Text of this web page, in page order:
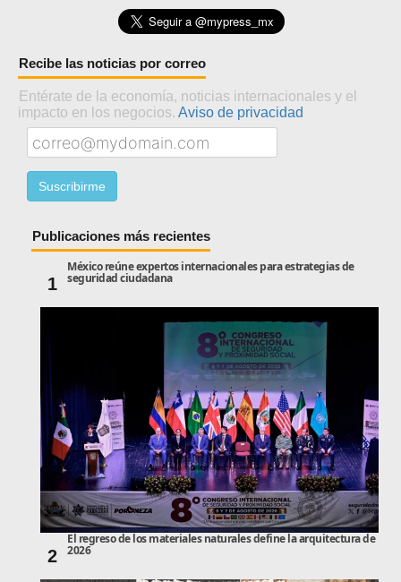
Recibe las noticias por correo
Entérate de la economía, noticias internacionales y el
impacto en los negocios. Aviso de privacidad
Publicaciones más recientes
1
México reúne expertos internacionales para estrategias de
seguridad ciudadana
2
El regreso de los materiales naturales define la arquitectura de
2026